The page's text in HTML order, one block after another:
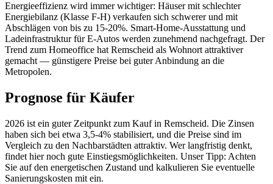
Energieeffizienz wird immer wichtiger: Häuser mit schlechter
Energiebilanz (Klasse F-H) verkaufen sich schwerer und mit
Abschlägen von bis zu 15-20%. Smart-Home-Ausstattung und
Ladeinfrastruktur für E-Autos werden zunehmend nachgefragt. Der
Trend zum Homeoffice hat Remscheid als Wohnort attraktiver
gemacht — günstigere Preise bei guter Anbindung an die
Metropolen.
Prognose für Käufer
2026 ist ein guter Zeitpunkt zum Kauf in Remscheid. Die Zinsen
haben sich bei etwa 3,5-4% stabilisiert, und die Preise sind im
Vergleich zu den Nachbarstädten attraktiv. Wer langfristig denkt,
findet hier noch gute Einstiegsmöglichkeiten. Unser Tipp: Achten
Sie auf den energetischen Zustand und kalkulieren Sie eventuelle
Sanierungskosten mit ein.